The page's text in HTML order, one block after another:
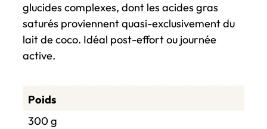
glucides complexes, dont les acides gras
saturés proviennent quasi-exclusivement du
lait de coco. Idéal post-effort ou journée
active.
Poids
300 g